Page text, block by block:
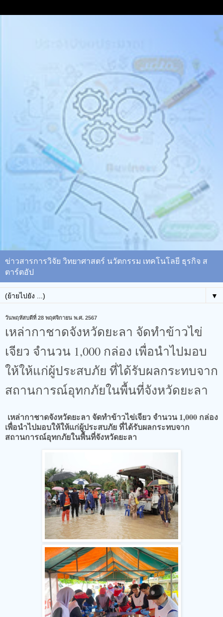
ข่าวสารการวิจัย วิทยาศาสตร์ นวัตกรรม เทคโนโลยี ธุรกิจ ส
ตาร์ตอัป
▼
วันพฤหัสบดีที่ 28 พฤศจิกายน พ.ศ. 2567
เหล่ากาชาดจังหวัดยะลา จัดทำข้าวไข่
เจียว จำนวน 1,000 กล่อง เพื่อนำไปมอบ
ให้ให้แก่ผู้ประสบภัย ที่ได้รับผลกระทบจาก
สถานการณ์อุทกภัยในพื้นที่จังหวัดยะลา
เหล่ากาชาดจังหวัดยะลา จัดทำข้าวไข่เจียว จำนวน 1,000 กล่อง
เพื่อนำไปมอบให้ให้แก่ผู้ประสบภัย ที่ได้รับผลกระทบจาก
สถานการณ์อุทกภัยในพื้นที่จังหวัดยะลา